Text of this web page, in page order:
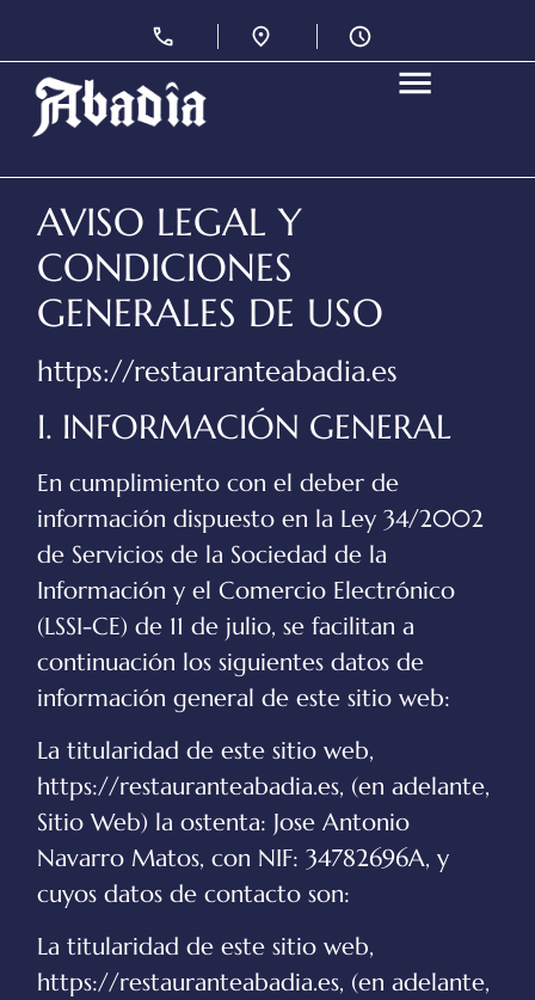
AVISO LEGAL Y
CONDICIONES
GENERALES DE USO
https://restauranteabadia.es
I. INFORMACIÓN GENERAL
En cumplimiento con el deber de
información dispuesto en la Ley 34/2002
de Servicios de la Sociedad de la
Información y el Comercio Electrónico
(LSSI-CE) de 11 de julio, se facilitan a
continuación los siguientes datos de
información general de este sitio web:
La titularidad de este sitio web,
https://restauranteabadia.es, (en adelante,
Sitio Web) la ostenta: Jose Antonio
Navarro Matos, con NIF:34782696A, y
cuyos datos de contacto son:
La titularidad de este sitio web,
https://restauranteabadia.es, (en adelante,